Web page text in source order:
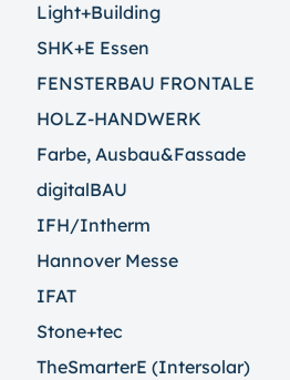
Light+Building
SHK+E Essen
FENSTERBAU FRONTALE
HOLZ-HANDWERK
Farbe, Ausbau&Fassade
digitalBAU
IFH/Intherm
Hannover Messe
IFAT
Stone+tec
TheSmarterE (Intersolar)